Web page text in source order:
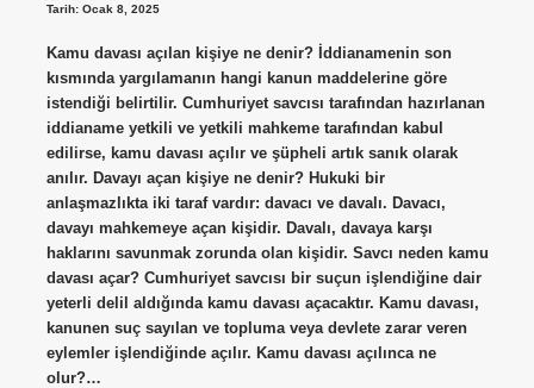
Tarih: Ocak 8, 2025
Kamu davası açılan kişiye ne denir? İddianamenin son
kısmında yargılamanın hangi kanun maddelerine göre
istendiği belirtilir. Cumhuriyet savcısı tarafından hazırlanan
iddianame yetkili ve yetkili mahkeme tarafından kabul
edilirse, kamu davası açılır ve şüpheli artık sanık olarak
anılır. Davayı açan kişiye ne denir? Hukuki bir
anlaşmazlıkta iki taraf vardır: davacı ve davalı. Davacı,
davayı mahkemeye açan kişidir. Davalı, davaya karşı
haklarını savunmak zorunda olan kişidir. Savcı neden kamu
davası açar? Cumhuriyet savcısı bir suçun işlendiğine dair
yeterli delil aldığında kamu davası açacaktır. Kamu davası,
kanunen suç sayılan ve topluma veya devlete zarar veren
eylemler işlendiğinde açılır. Kamu davası açılınca ne
olur?…